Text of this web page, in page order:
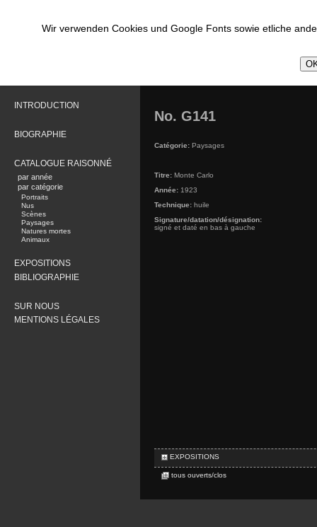
Wir verwenden Cookies und Google Fonts sowie etliche
INTRODUCTION
BIOGRAPHIE
CATALOGUE RAISONNÉ
par année
par catégorie
Portraits
Nus
Scènes
Paysages
Natures mortes
Animaux
EXPOSITIONS
BIBLIOGRAPHIE
SUR NOUS
MENTIONS LÉGALES
No. G141
Catégorie: Paysages
Titre: Monte Carlo
Année: 1923
Technique: huile
Signature/datation/désignation:
signé et daté en bas à gauche
EXPOSITIONS
tous ouverts/clos